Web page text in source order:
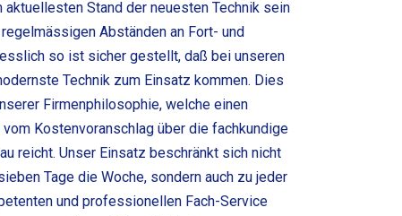
Stand der neuesten Technik sein
Abständen an Fort- und
so ist sicher gestellt, daß bei unseren
Technik zum Einsatz kommen. Dies
Firmenphilosophie, welche einen
Kostenvoranschlag über die fachkundige
reicht. Unser Einsatz beschränkt sich nicht
Tage die Woche, sondern auch zu jeder
und professionellen Fach-Service